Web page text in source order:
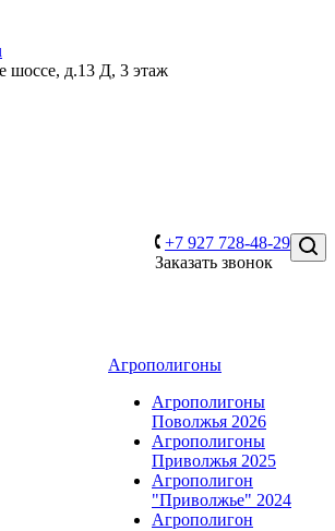
шоссе, д.13 Д, 3 этаж
+7 927 728-48-29
Заказать звонок
Агрополигоны
Агрополигоны
Поволжья 2026
Агрополигоны
Приволжья 2025
Агрополигон
"Приволжье" 2024
Агрополигон